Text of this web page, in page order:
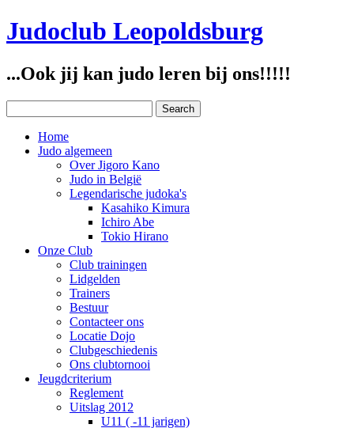
Judoclub Leopoldsburg
...Ook jij kan judo leren bij ons!!!!!
Home
Judo algemeen
Over Jigoro Kano
Judo in België
Legendarische judoka's
Kasahiko Kimura
Ichiro Abe
Tokio Hirano
Onze Club
Club trainingen
Lidgelden
Trainers
Bestuur
Contacteer ons
Locatie Dojo
Clubgeschiedenis
Ons clubtornooi
Jeugdcriterium
Reglement
Uitslag 2012
U11 ( -11 jarigen)